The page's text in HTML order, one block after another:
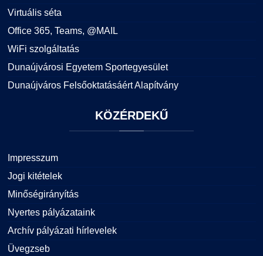
Virtuális séta
Office 365, Teams, @MAIL
WiFi szolgáltatás
Dunaújvárosi Egyetem Sportegyesület
Dunaújváros Felsőoktatásáért Alapítvány
KÖZÉRDEKŰ
Impresszum
Jogi kitételek
Minőségirányítás
Nyertes pályázataink
Archív pályázati hírlevelek
Üvegzseb